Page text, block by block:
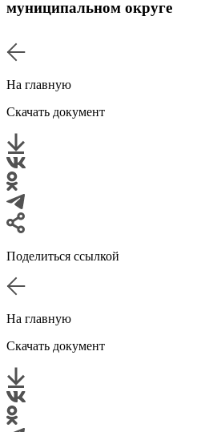
муниципальном округе
На главную
Скачать документ
Поделиться ссылкой
На главную
Скачать документ